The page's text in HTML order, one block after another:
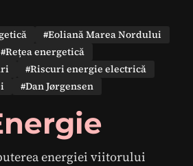
#Eoliană Marea Nordului
#Rețea energetică
#Riscuri energie electrică
#Dan Jørgensen
energiei viitorului